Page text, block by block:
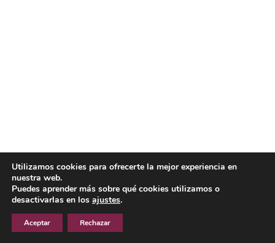
Utilizamos cookies para ofrecerte la mejor experiencia en
nuestra web.
Puedes aprender más sobre qué cookies utilizamos o
desactivarlas en los ajustes.
Aceptar Rechazar